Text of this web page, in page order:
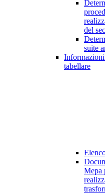
del
suite
tabellare
Mepa